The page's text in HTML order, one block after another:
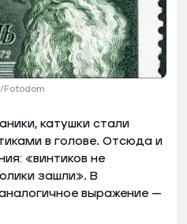
Fotodom
катушки стали
в голове. Отсюда и
«винтиков не
зашли». В
выражение —